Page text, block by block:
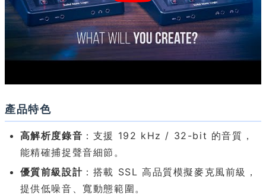
產品特色
高解析度錄音 ：支援 192 kHz / 32-bit 的音質，
能精確捕捉聲音細節。
優質前級設計 ：搭載 SSL 高品質模擬麥克風前級，
提供低噪音、寬動態範圍。